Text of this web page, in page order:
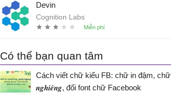
Devin
Cognition Labs
Có thể bạn quan tâm
Cách viết chữ kiểu FB: chữ in đậm, chữ
𝒏𝒈𝒉𝒊𝒆̂𝒏𝒈, đổi font chữ Facebook